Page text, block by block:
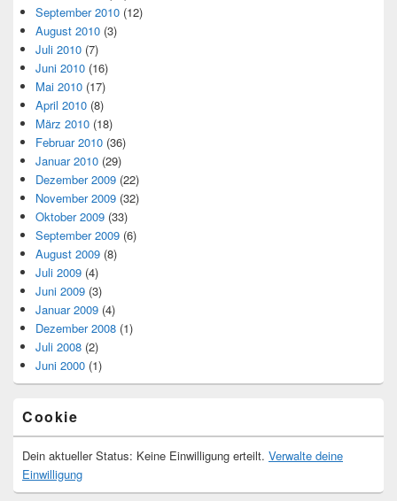
September 2010 (12)
August 2010 (3)
Juli 2010 (7)
Juni 2010 (16)
Mai 2010 (17)
April 2010 (8)
März 2010 (18)
Februar 2010 (36)
Januar 2010 (29)
Dezember 2009 (22)
November 2009 (32)
Oktober 2009 (33)
September 2009 (6)
August 2009 (8)
Juli 2009 (4)
Juni 2009 (3)
Januar 2009 (4)
Dezember 2008 (1)
Juli 2008 (2)
Juni 2000 (1)
Cookie
Dein aktueller Status: Keine Einwilligung erteilt. Verwalte deine
Einwilligung